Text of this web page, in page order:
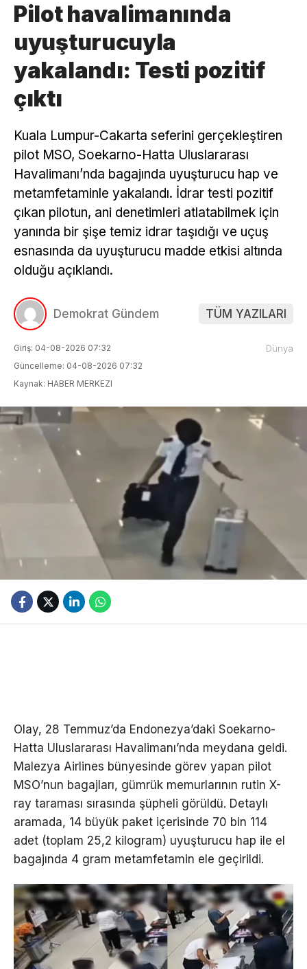
Pilot havalimanında
uyuşturucuyla
yakalandı: Testi pozitif
çıktı
Kuala Lumpur-Cakarta seferini gerçekleştiren
pilot MSO, Soekarno-Hatta Uluslararası
Havalimanı’nda bagajında uyuşturucu hap ve
metamfetaminle yakalandı. İdrar testi pozitif
çıkan pilotun, ani denetimleri atlatabilmek için
yanında bir şişe temiz idrar taşıdığı ve uçuş
esnasında da uyuşturucu madde etkisi altında
olduğu açıklandı.
Demokrat Gündem TÜM YAZILARI
Giriş: 04-08-2026 07:32
Güncelleme: 04-08-2026 07:32
Kaynak: HABER MERKEZI
Dünya
Olay, 28 Temmuz’da Endonezya’daki Soekarno-
Hatta Uluslararası Havalimanı’nda meydana geldi.
Malezya Airlines bünyesinde görev yapan pilot
MSO’nun bagajları, gümrük memurlarının rutin X-
ray taraması sırasında şüpheli görüldü. Detaylı
aramada, 14 büyük paket içerisinde 70 bin 114
adet (toplam 25,2 kilogram) uyuşturucu hap ile el
bagajında 4 gram metamfetamin ele geçirildi.